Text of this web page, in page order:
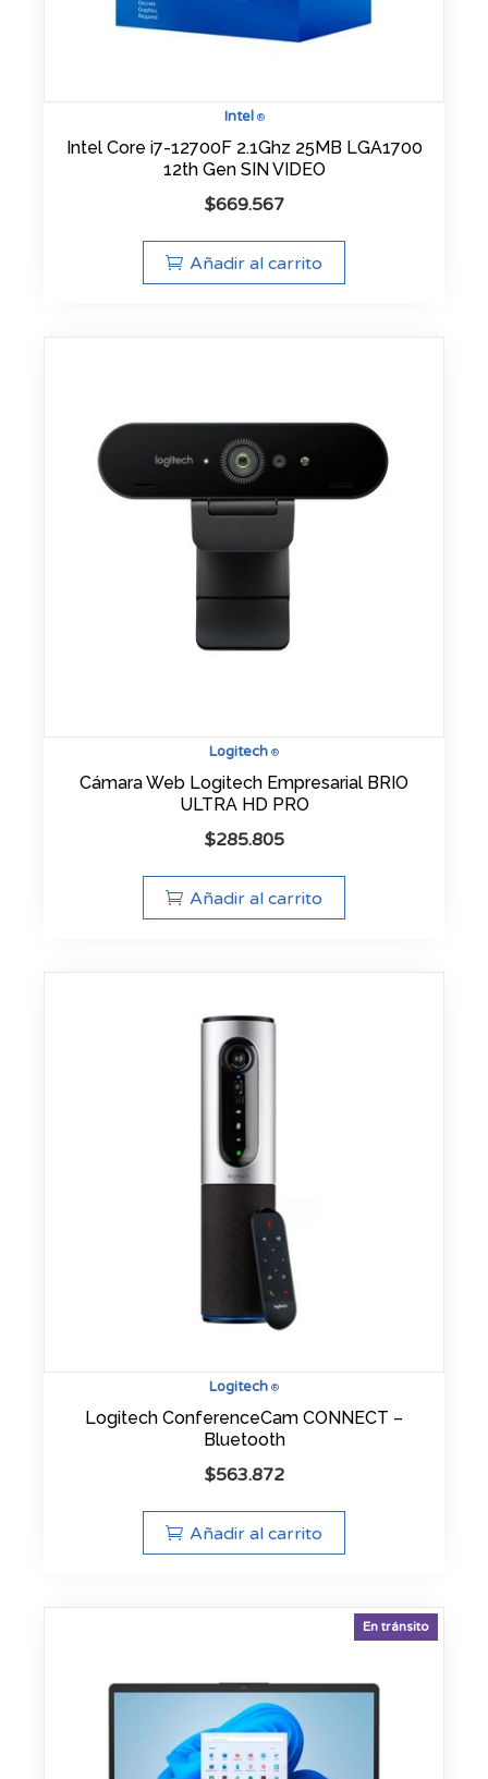
Intel®
Intel Core i7-12700F 2.1Ghz 25MB LGA1700
12th Gen SIN VIDEO
$669.567
Añadir al carrito
Logitech ®
Cámara Web Logitech Empresarial BRIO
ULTRA HD PRO
$285.805
Añadir al carrito
Logitech ®
Logitech ConferenceCam CONNECT –
Bluetooth
$563.872
Añadir al carrito
En tránsito